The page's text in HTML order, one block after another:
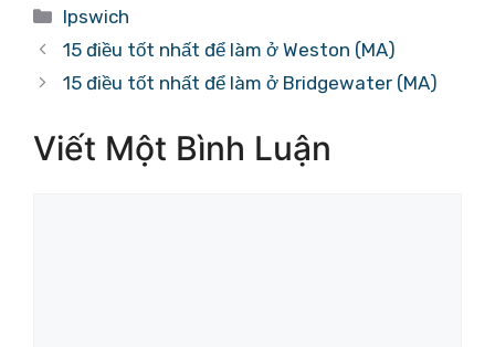
Danh
mục
Ipswich
15 điều tốt nhất để làm ở Weston (MA)
15 điều tốt nhất để làm ở Bridgewater (MA)
Viết Một Bình Luận